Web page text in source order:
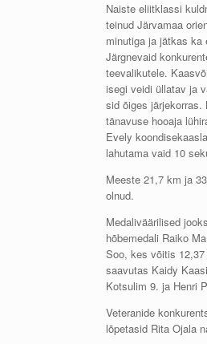
Naiste eliitklassi
teinud Järvamaa
minutiga ja jätkas ka
Järgnevaid
teevalikutele.
isegi veidi üllatav ja
sid õiges
tänavuse hooaja
Evely
lahutama vaid 10
Meeste 21,7 km ja
olnud.
Medaliväärilised
hõbemedali Raiko
Soo, kes võitis
saavutas Kaidy
Kotsulim 9. ja Henri
Veteranide
lõpetasid Rita Ojala